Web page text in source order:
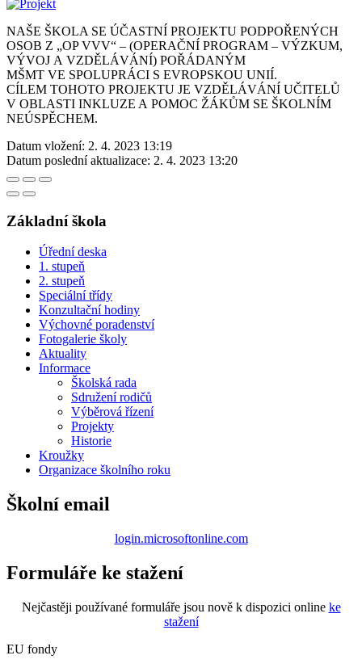
NAŠE ŠKOLA SE ÚČASTNÍ PROJEKTU PODPOŘENÝCH
OSOB Z „OP VVV“ – (OPERAČNÍ PROGRAM – VÝZKUM,
VÝVOJ A VZDĚLÁVÁNÍ) POŘÁDANÝM
MŠMT VE SPOLUPRÁCI S EVROPSKOU UNIÍ.
CÍLEM TOHOTO PROJEKTU JE VZDĚLÁVÁNÍ UČITELŮ
V OBLASTI INKLUZE A POMOC ŽÁKŮM SE ŠKOLNÍM
NEÚSPĚCHEM.
Datum vložení: 2. 4. 2023 13:19
Datum poslední aktualizace: 2. 4. 2023 13:20
Základní škola
Úřední deska
1. stupeň
2. stupeň
Speciální třídy
Konzultační hodiny
Výchovné poradenství
Fotogalerie školy
Aktuality
Informace
Školská rada
Sdružení rodičů
Výběrová řízení
Projekty
Historie
Kroužky
Organizace školního roku
Školní email
login.microsoftonline.com
Formuláře ke stažení
Nejčastěji používané formuláře jsou nově k dispozici online ke
stažení
EU fondy